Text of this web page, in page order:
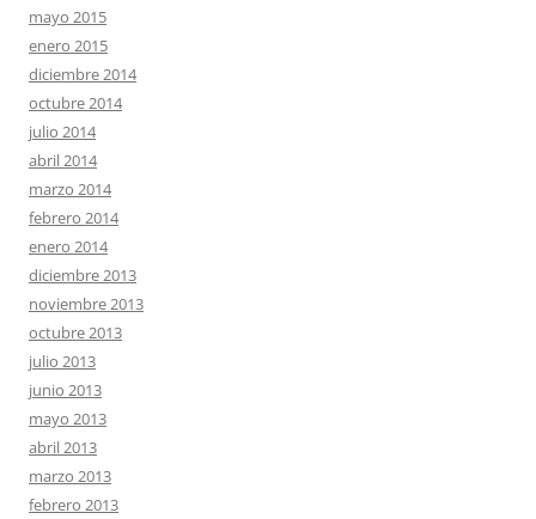
mayo 2015
enero 2015
diciembre 2014
octubre 2014
julio 2014
abril 2014
marzo 2014
febrero 2014
enero 2014
diciembre 2013
noviembre 2013
octubre 2013
julio 2013
junio 2013
mayo 2013
abril 2013
marzo 2013
febrero 2013